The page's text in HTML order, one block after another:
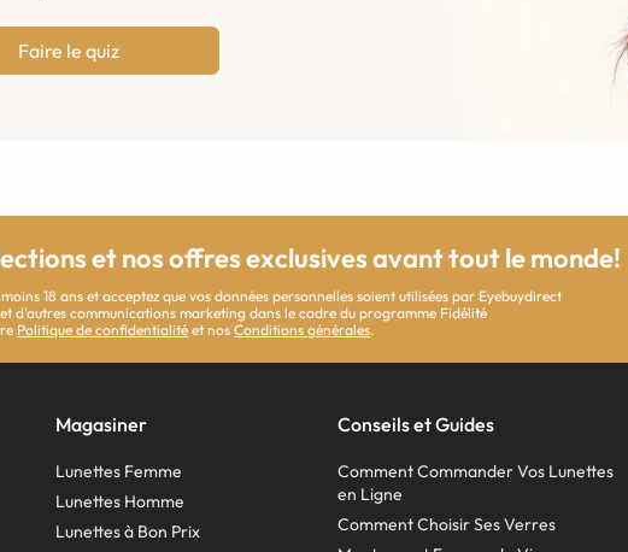
Faire le quiz
et nos offres exclusives avant tout le monde!
18 ans et acceptez que vos données personnelles soient utilisées par Eyebuydirect
d'autres communications marketing dans le cadre du programme Fidélité
Politique de confidentialité et nosConditions générales.
Magasiner
Lunettes Femme
Lunettes Homme
Lunettes à Bon Prix
Conseils et Guides
Comment Commander Vos Lunettes
en Ligne
Comment Choisir Ses Verres